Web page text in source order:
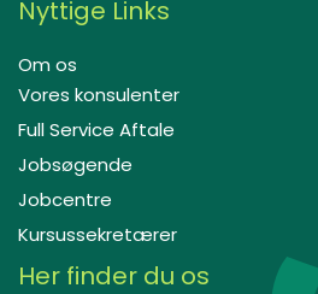
Nyttige Links
Om os
Vores konsulenter
Full Service Aftale
Jobsøgende
Jobcentre
Kursussekretærer
Her finder du os